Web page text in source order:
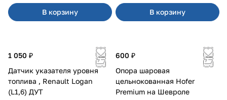
В корзину В корзину
1 050 ₽
Датчик указателя уровня
топлива , Renault Logan
(L1,6) ДУТ
600 ₽
Опора шаровая
цельнокованная Hofer
Premium на Шевроле